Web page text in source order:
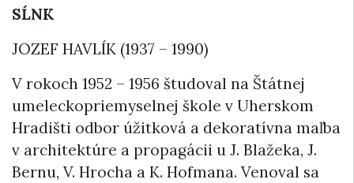
SĹNK
JOZEF HAVLÍK (1937 – 1990)
V rokoch 1952 – 1956 študoval na Štátnej
umeleckopriemyselnej škole v Uherskom
Hradišti odbor úžitková a dekoratívna maľba
v architektúre a propagácii u J. Blažeka, J.
Bernu, V. Hrocha a K. Hofmana. Venoval sa